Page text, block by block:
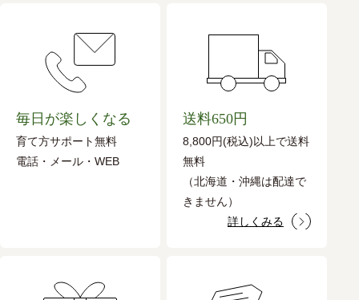
毎日が楽しくなる
育て方サポート無料
電話・メール・WEB
送料650円
8,800円(税込)以上で送料
無料
（北海道・沖縄は配達で
きません）
詳しくみる